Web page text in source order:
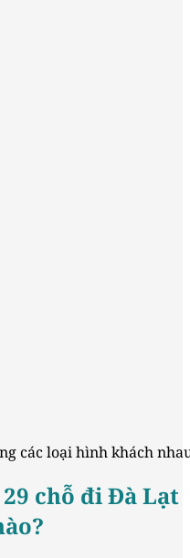
các loại hình khách
chỗ đi Đà Lạt